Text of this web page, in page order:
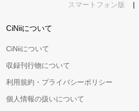
スマートフォン版 |
CiNiiについて
CiNiiについて
収録刊行物について
利用規約・プライバシーポリシー
個人情報の扱いについて